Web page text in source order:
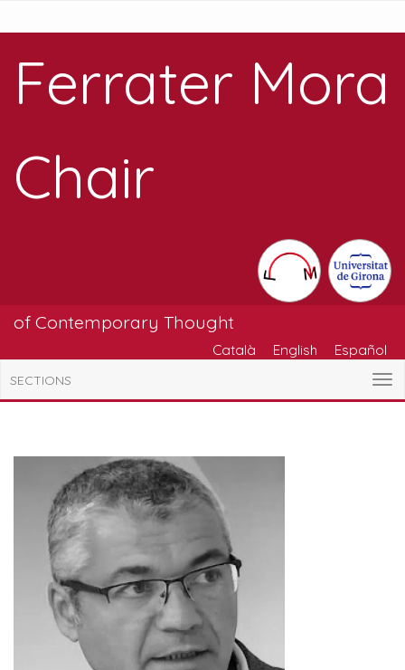
Ferrater Mora
Chair
of Contemporary Thought
Català English Español
SECTIONS